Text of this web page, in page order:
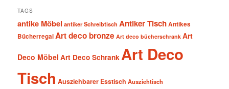
TAGS
antike Möbel antiker Schreibtisch Antiker TischAntikes
BücherregalArt deco bronze Art deco bücherschrank Art
Deco Möbel Art Deco Schrank Art Deco
Tisch Ausziehbarer Esstisch Ausziehtisch